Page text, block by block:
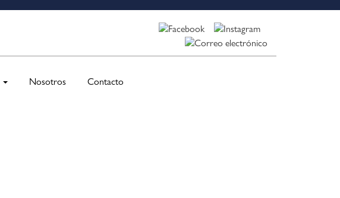
Nosotros Contacto